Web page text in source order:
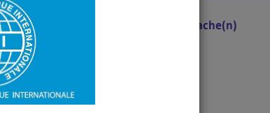
Andere vom Richter gesprochene Sprache(n)